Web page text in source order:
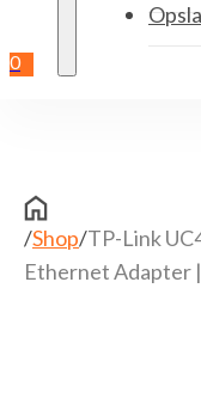
0
/Shop/TP-Link
Ethernet Adapter